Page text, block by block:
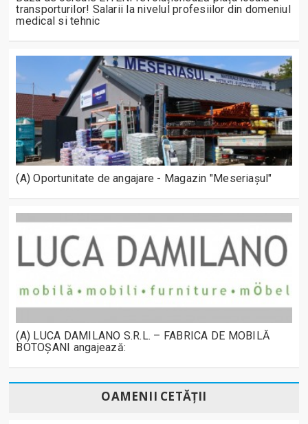
transporturilor! Salarii la nivelul profesiilor din domeniul
medical si tehnic
(A) Oportunitate de angajare - Magazin "Meseriașul"
(A) LUCA DAMILANO S.R.L. – FABRICA DE MOBILĂ
BOTOȘANI angajează:
OAMENII CETĂȚII